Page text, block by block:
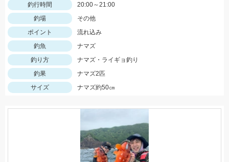
釣行時間
20:00～21:00
釣場
その他
ポイント
流れ込み
釣魚
ナマズ
釣り方
ナマズ・ライギョ釣り
釣果
ナマズ2匹
サイズ
ナマズ約50㎝